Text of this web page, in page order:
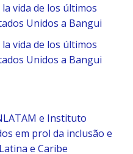
la vida de los últimos
Unidos a Bangui
la vida de los últimos
Unidos a Bangui
e Instituto
em prol da inclusão e
e Caribe